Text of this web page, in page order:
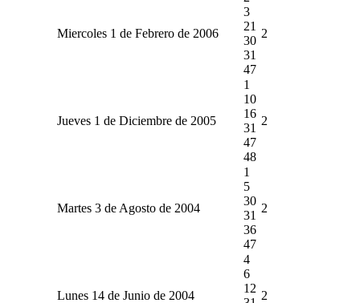
Miercoles 1 de Febrero de 2006
3
21
30
31
47
2
Jueves 1 de Diciembre de 2005
1
10
16
31
47
48
2
Martes 3 de Agosto de 2004
1
5
30
31
36
47
2
Lunes 14 de Junio de 2004
4
6
12
2